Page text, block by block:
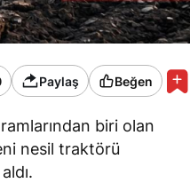
Paylaş Beğen
biri olan
nesil traktörü